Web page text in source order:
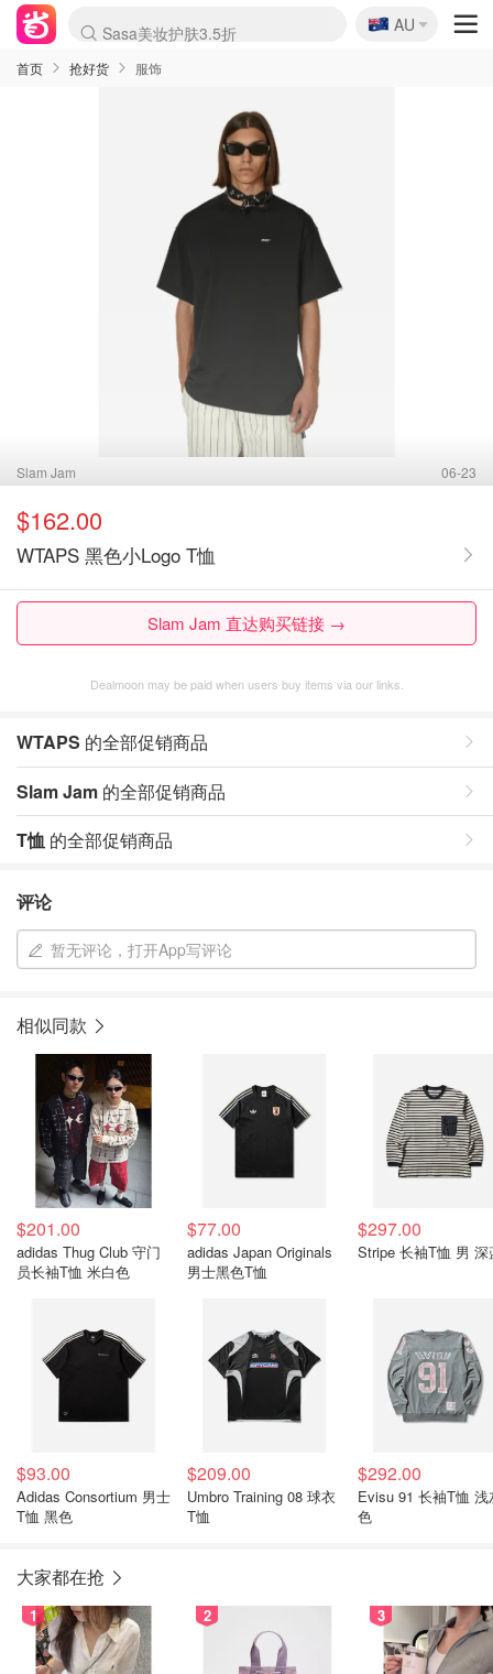
lululemon折扣上新
Sasa美妆护肤3.5折
SSENSE年中3折
FreshBeauty好价汇总
Cettire降价+叠9折
Farfetch折上8折
WWS Coles超市实拍
viagogo二手票捡漏
Myer清仓1折起
The Outnet奢牌1折起
David Jones 3折起
Flannels大牌1折
Perfumes Club护肤1折
AMIRO返校季6.2折
Oweek抽奖送Airpods
Amazon折扣汇总
eToro入金$200送$50
Amazon数码好物
ICONIC本周7.5折
ThedoubleF高奢地板价
Moose Knuckles 6折
丝芙兰5折起
EUFY官网3.7折起
Selenichast首饰2折
Trip机票酒店促销
YSL送5件彩妆礼
Amazon家居好物
BIGBANG巡演开票
David Jones时尚3折
Amazon美妆护肤
雅漾大喷$8
过敏原检测盒$33
伊索独家赠50ml沐浴露
科颜氏清仓3折
SEALIFE海洋馆门票6折
丝塔芙大白罐$16
订阅Newsletter送香薰
Cult Beauty 6.8折
Harrods圣诞日历2.3折
LN-CC奢牌私促3折
d'Alba空姐喷雾$16
EVE LOM套装逆天2折
Bernardelli独家4折
Adore Beauty 6折起
CT圣诞日历
Mytheresa奢品2.7折
Luxury Escapes 9折
Currentbody美容仪9折
卡诗9折+赠4件礼
MOON Garden Live
ALLSAINTS美衣3折
Roborock扫地机3.7折
Tingo Life水杯$24
Valentino官网5折
CR洗发护发6.3折
🇦🇺
AU
首页 抢好货 服饰
Slam Jam 06-23
$162.00
WTAPS 黑色小Logo T恤
Slam Jam 直达购买链接 →
Dealmoon may be paid when users buy items via our links.
WTAPS 的全部促销商品
Slam Jam 的全部促销商品
T恤 的全部促销商品
评论
暂无评论，打开App写评论
相似同款
$201.00
adidas Thug Club 守门
员长袖T恤 米白色
$77.00
adidas Japan Originals
男士黑色T恤
$297.00
Stripe 长袖T恤 男 深
$93.00
Adidas Consortium 男士
T恤 黑色
$209.00
Umbro Training 08 球衣
T恤
$292.00
Evisu 91 长袖T恤 浅
色
大家都在抢
1 2 3